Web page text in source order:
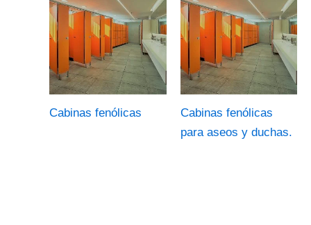
Cabinas fenólicas
Cabinas fenólicas
para aseos y duchas.